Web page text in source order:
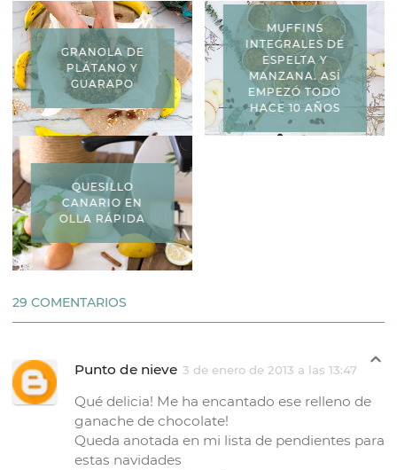
GRANOLA DE
PLÁTANO Y
GUARAPO
MUFFINS
INTEGRALES DE
ESPELTA Y
MANZANA. ASÍ
EMPEZÓ TODO
HACE 10 AÑOS
QUESILLO
CANARIO EN
OLLA RÁPIDA
29 COMENTARIOS
Punto de nieve 3 de enero de 2013 a las 13:47
Qué delicia! Me ha encantado ese relleno de
ganache de chocolate!
Queda anotada en mi lista de pendientes para
estas navidades